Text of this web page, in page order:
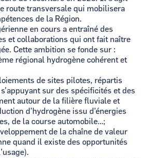
route transversale qui mobilisera
de la Région.
en cours a entraîné des
et collaborations qui ont fait naître
Cette ambition se fonde sur :
régional hydrogène cohérent et
de sites pilotes, répartis
sur des spécificités et des
autour de la filière fluviale et
d’hydrogène issu d’énergies
de la course automobile…;
de la chaîne de valeur
quand il existe des opportunités